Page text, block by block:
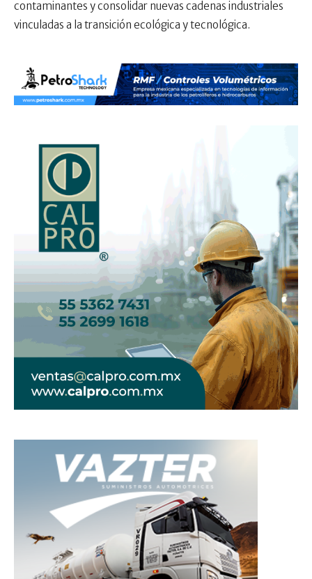
contaminantes y consolidar nuevas cadenas industriales
vinculadas a la transición ecológica y tecnológica.